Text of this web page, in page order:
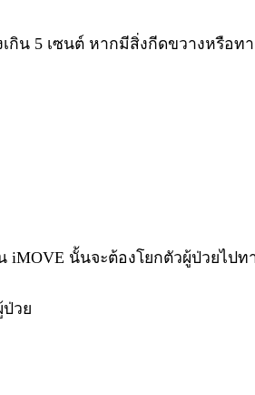
น 5 เซนต์ หากมีสิ่งกีดขวางหรือทา
นั้นจะต้องโยกตัวผู้ป่วยไป
วย